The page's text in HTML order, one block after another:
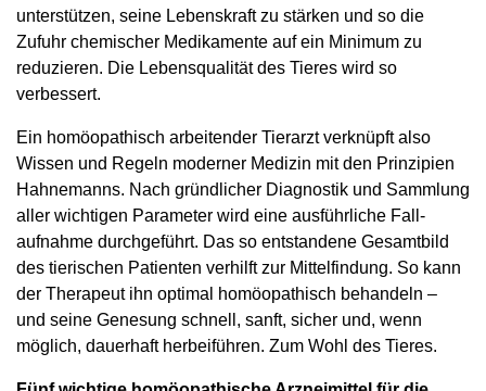
unterstützen, seine Lebenskraft zu stärken und so die
Zufuhr chemischer Medikamente auf ein Minimum zu
reduzieren. Die Lebensqualität des Tieres wird so
verbessert.
Ein homöopathisch arbeitender Tierarzt verknüpft also
Wissen und Regeln moderner Medizin mit den Prinzipien
Hahnemanns. Nach gründlicher Diag­nostik und Sammlung
aller wichtigen Parameter wird eine ausführliche Fall­
aufnahme durchgeführt. Das so entstandene Gesamtbild
des tierischen Patienten verhilft zur Mittelfindung. So kann
der Therapeut ihn optimal homöopathisch behandeln –
und seine Genesung schnell, sanft, sicher und, wenn
möglich, dauerhaft herbeiführen. Zum Wohl des Tieres.